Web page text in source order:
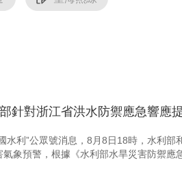
針對浙江省洪水防禦應急響應
水利”公眾號消息，8月8日18時，水利
氣象預警，根據《水利部水旱災害防禦應